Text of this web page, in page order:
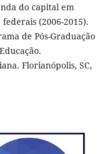
do capital em
(2006-2015).
de Pós-Graduação
Florianópolis, SC,